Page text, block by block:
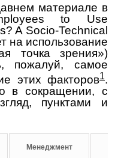
материале в
to Use
A Socio-Technical
на использование
точка зрения»)
пожалуй, самое
этих факторов1.
в сокращении, с
пунктами и
Менеджмент